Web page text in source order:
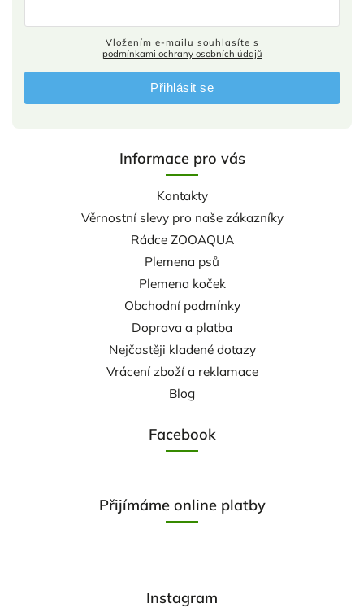
Informace pro vás
Kontakty
Věrnostní slevy pro naše zákazníky
Rádce ZOOAQUA
Plemena psů
Plemena koček
Obchodní podmínky
Doprava a platba
Nejčastěji kladené dotazy
Vrácení zboží a reklamace
Blog
Facebook
podmínkami ochrany osobních údajů
Přihlásit se
Přijímáme online platby
Instagram